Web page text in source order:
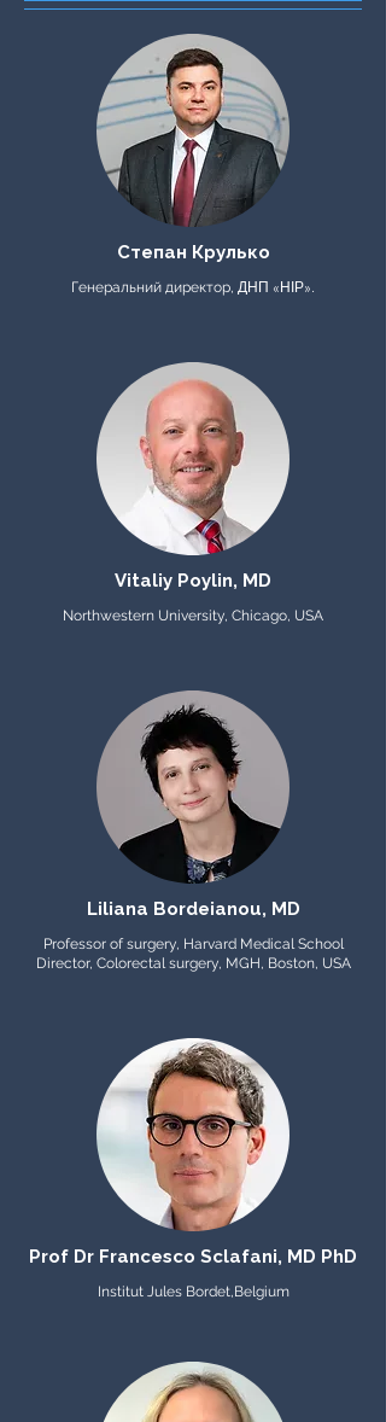
Степан Крулько
Генеральний директор, ДНП «НІР».
Vitaliy Poylin, MD
Northwestern University, Chicago, USA
Liliana Bordeianou, MD
Professor of surgery, Harvard Medical School
Director, Colorectal surgery, MGH, Boston, USA
Prof Dr Francesco Sclafani, MD PhD
Institut Jules Bordet,Belgium